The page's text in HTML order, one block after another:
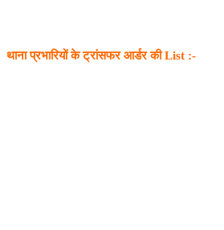
थाना प्रभारियों के ट्रांसफर आर्डर की List :-